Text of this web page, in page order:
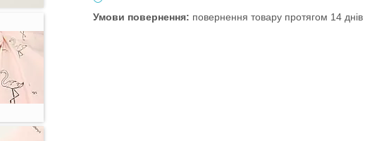
повернення товару протягом 14 днів